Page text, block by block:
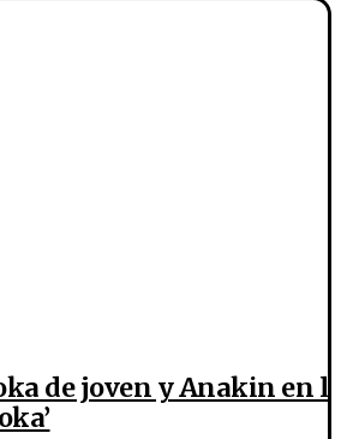
de joven y Anakin en